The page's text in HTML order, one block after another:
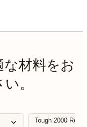
材料をお
。
Tough 2000